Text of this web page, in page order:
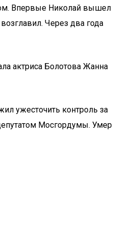
Впервые Николай вышел
Через два года
актриса Болотова Жанна
ужесточить контроль за
Мосгордумы. Умер